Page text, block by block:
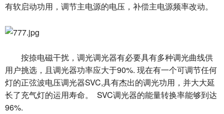
有软启动功用，调节主电源的电压，补偿主电源频率改动。
按捺电磁干扰，调光调光器有必要具有多种调光曲线供
用户挑选，且调光器功率应大于90%. 现在有一个可调节任何
灯的正弦波电压调光器SVC,具有杰出的调光功用，并大大延
长了充气灯的运用寿命。 SVC调光器的能量转换率能够到达
96%.